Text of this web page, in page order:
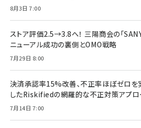
8月3日 7:00
ストア評価2.5→3.8へ！ 三陽商会の「
ニューアル成功の裏側とOMO戦略
7月29日 8:00
決済承認率15%改善、不正率ほぼゼロを
したRiskifiedの網羅的な不正対策アプロ
7月14日 7:00